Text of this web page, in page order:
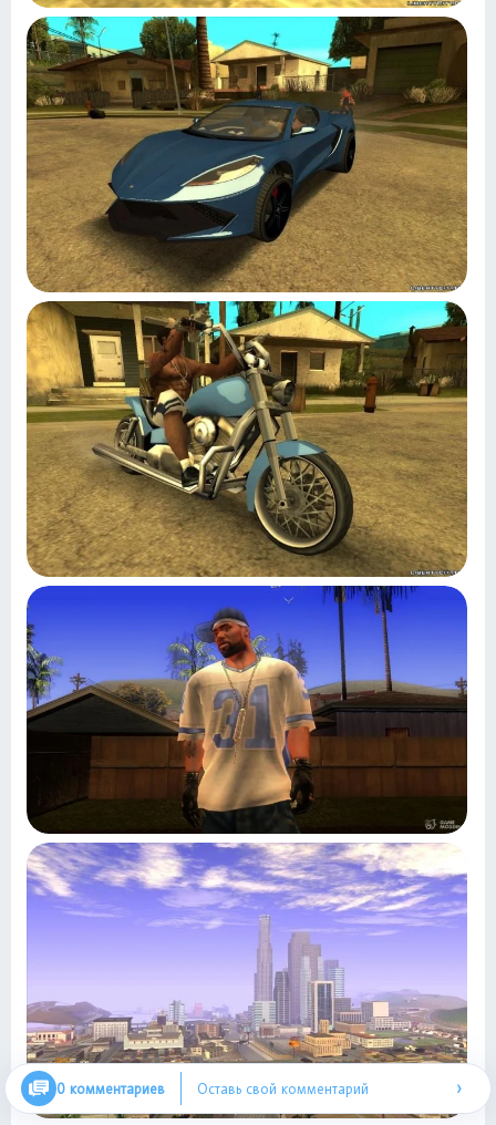
0 комментариев Оставь свой комментарий ›